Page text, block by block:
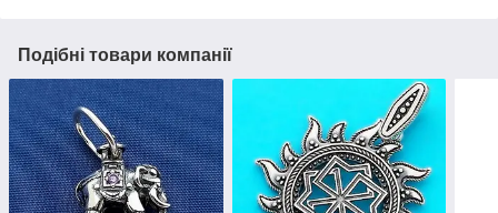
Подібні товари компанії